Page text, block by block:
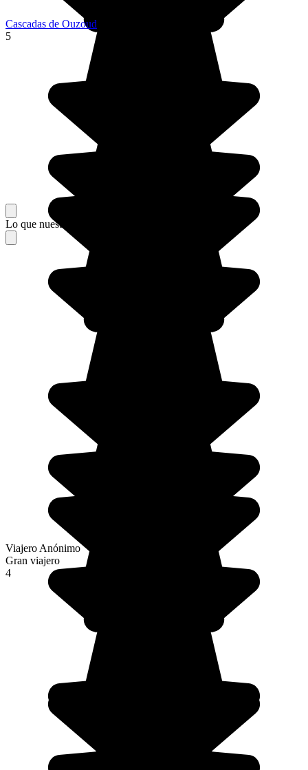
Cascadas de Ouzoud
5
Lo que nuestros viajeros piensan de su estancia
Viajero Anónimo
Gran viajero
4